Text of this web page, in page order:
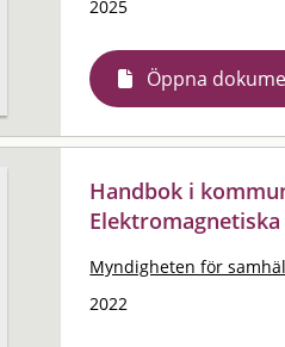
2025
Öppna
Handbok i
Myndigheten för
2022